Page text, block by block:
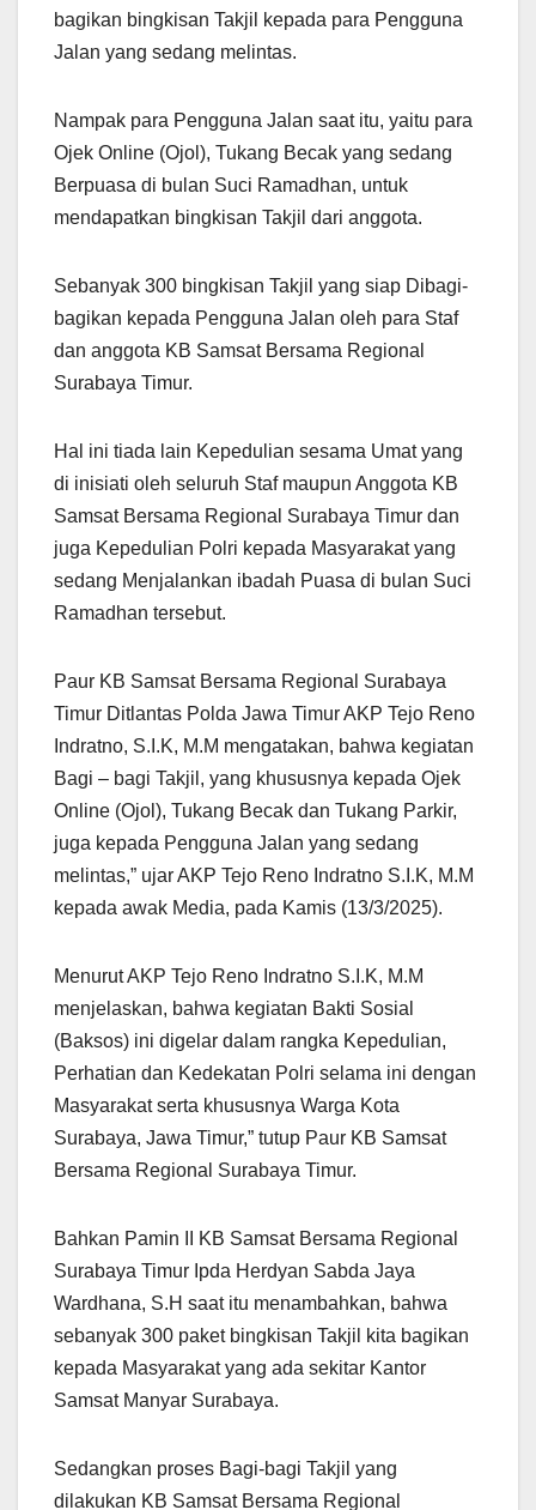
bagikan bingkisan Takjil kepada para Pengguna
Jalan yang sedang melintas.
Nampak para Pengguna Jalan saat itu, yaitu para
Ojek Online (Ojol), Tukang Becak yang sedang
Berpuasa di bulan Suci Ramadhan, untuk
mendapatkan bingkisan Takjil dari anggota.
Sebanyak 300 bingkisan Takjil yang siap Dibagi-
bagikan kepada Pengguna Jalan oleh para Staf
dan anggota KB Samsat Bersama Regional
Surabaya Timur.
Hal ini tiada lain Kepedulian sesama Umat yang
di inisiati oleh seluruh Staf maupun Anggota KB
Samsat Bersama Regional Surabaya Timur dan
juga Kepedulian Polri kepada Masyarakat yang
sedang Menjalankan ibadah Puasa di bulan Suci
Ramadhan tersebut.
Paur KB Samsat Bersama Regional Surabaya
Timur Ditlantas Polda Jawa Timur AKP Tejo Reno
Indratno, S.I.K, M.M mengatakan, bahwa kegiatan
Bagi – bagi Takjil, yang khususnya kepada Ojek
Online (Ojol), Tukang Becak dan Tukang Parkir,
juga kepada Pengguna Jalan yang sedang
melintas,” ujar AKP Tejo Reno Indratno S.I.K, M.M
kepada awak Media, pada Kamis (13/3/2025).
Menurut AKP Tejo Reno Indratno S.I.K, M.M
menjelaskan, bahwa kegiatan Bakti Sosial
(Baksos) ini digelar dalam rangka Kepedulian,
Perhatian dan Kedekatan Polri selama ini dengan
Masyarakat serta khususnya Warga Kota
Surabaya, Jawa Timur,” tutup Paur KB Samsat
Bersama Regional Surabaya Timur.
Bahkan Pamin II KB Samsat Bersama Regional
Surabaya Timur Ipda Herdyan Sabda Jaya
Wardhana, S.H saat itu menambahkan, bahwa
sebanyak 300 paket bingkisan Takjil kita bagikan
kepada Masyarakat yang ada sekitar Kantor
Samsat Manyar Surabaya.
Sedangkan proses Bagi-bagi Takjil yang
dilakukan KB Samsat Bersama Regional